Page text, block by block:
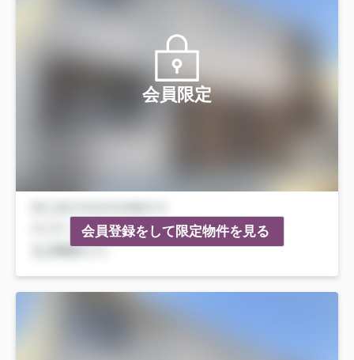
会員限定
会員登録をして限定物件を見る